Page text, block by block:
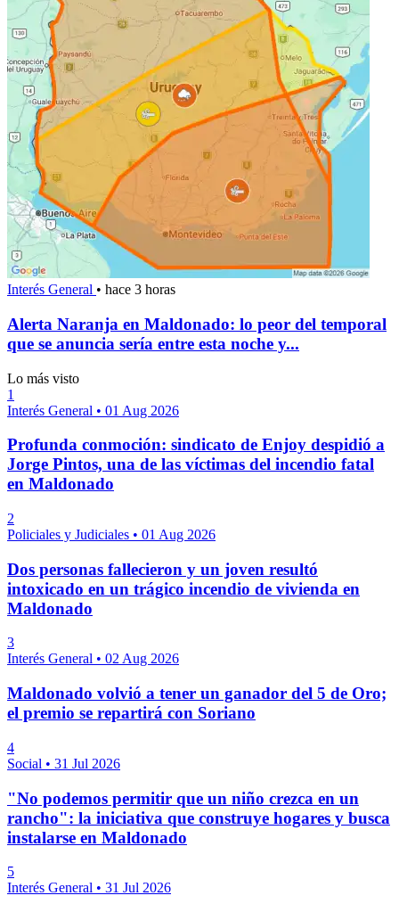
Interés General • hace 3 horas
Alerta Naranja en Maldonado: lo peor del temporal
que se anuncia sería entre esta noche y...
Lo más visto
1
Interés General • 01 Aug 2026
Profunda conmoción: sindicato de Enjoy despidió a
Jorge Pintos, una de las víctimas del incendio fatal
en Maldonado
2
Policiales y Judiciales • 01 Aug 2026
Dos personas fallecieron y un joven resultó
intoxicado en un trágico incendio de vivienda en
Maldonado
3
Interés General • 02 Aug 2026
Maldonado volvió a tener un ganador del 5 de Oro;
el premio se repartirá con Soriano
4
Social • 31 Jul 2026
"No podemos permitir que un niño crezca en un
rancho": la iniciativa que construye hogares y busca
instalarse en Maldonado
5
Interés General • 31 Jul 2026